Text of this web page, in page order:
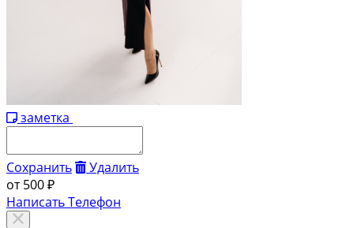
заметка
Сохранить
Удалить
от 500 ₽
НаписатьТелефон